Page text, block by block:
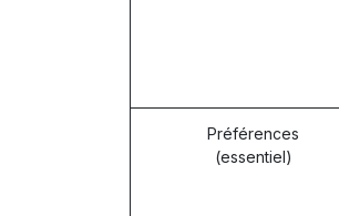
Préférences
(essentiel)